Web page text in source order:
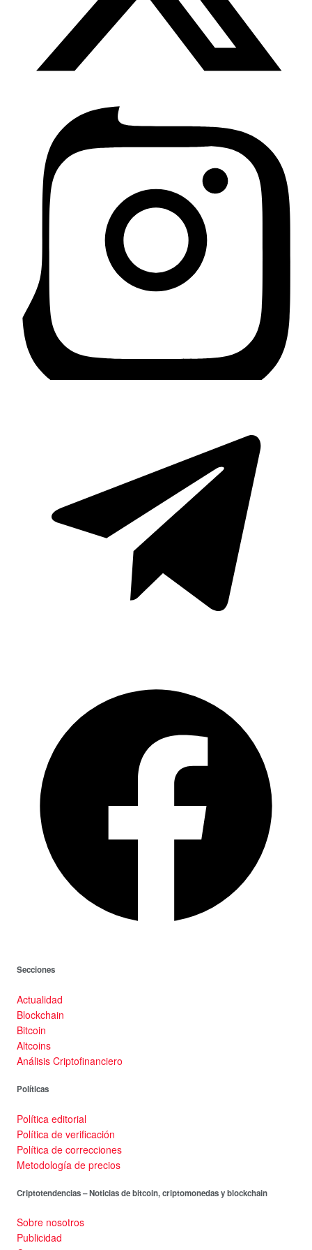
Secciones
Actualidad
Blockchain
Bitcoin
Altcoins
Análisis Criptofinanciero
Políticas
Política editorial
Política de verificación
Política de correcciones
Metodología de precios
Criptotendencias – Noticias de bitcoin, criptomonedas y blockchain
Sobre nosotros
Publicidad